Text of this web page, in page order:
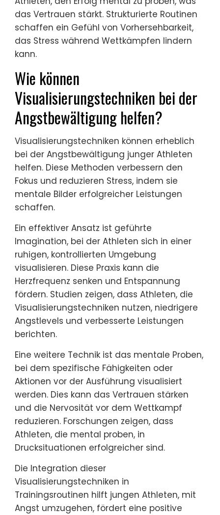
das Vertrauen stärkt. Strukturierte Routinen
schaffen ein Gefühl von Vorhersehbarkeit,
das Stress während Wettkämpfen lindern
kann.
Wie können
Visualisierungstechniken bei der
Angstbewältigung helfen?
Visualisierungstechniken können erheblich
bei der Angstbewältigung junger Athleten
helfen. Diese Methoden verbessern den
Fokus und reduzieren Stress, indem sie
mentale Bilder erfolgreicher Leistungen
schaffen.
Ein effektiver Ansatz ist geführte
Imagination, bei der Athleten sich in einer
ruhigen, kontrollierten Umgebung
visualisieren. Diese Praxis kann die
Herzfrequenz senken und Entspannung
fördern. Studien zeigen, dass Athleten, die
Visualisierungstechniken nutzen, niedrigere
Angstlevels und verbesserte Leistungen
berichten.
Eine weitere Technik ist das mentale Proben,
bei dem spezifische Fähigkeiten oder
Aktionen vor der Ausführung visualisiert
werden. Dies kann das Vertrauen stärken
und die Nervosität vor dem Wettkampf
reduzieren. Forschungen zeigen, dass
Athleten, die mental proben, in
Drucksituationen erfolgreicher sind.
Die Integration dieser
Visualisierungstechniken in
Trainingsroutinen hilft jungen Athleten, mit
Angst umzugehen, fördert eine positive